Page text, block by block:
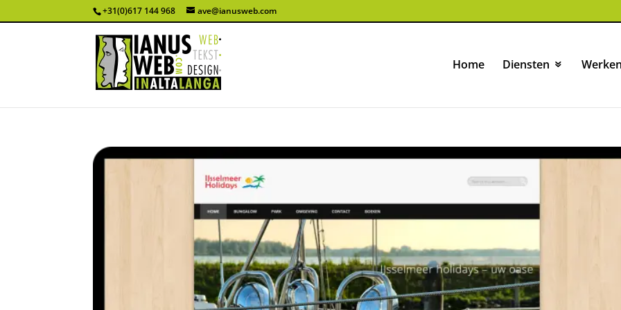
+31(0)617 144 968 ave@ianusweb.com
Home Diensten